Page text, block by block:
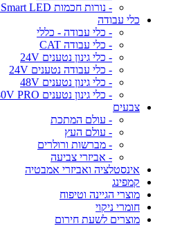
- נורות חכמות Philips Smart LED
כלי עבודה
- כלי עבודה - כללי
- כלי עבודה CAT
- כלי גינון נטענים 24V
- כלי עבודה נטענים 24V
- כלי גינון נטענים 48V
- כלי גינון נטענים 80V PRO
צבעים
- עולם המתכת
- עולם העץ
- מברשות ורולרים
- אביזרי צביעה
אינסטלציה ואביזרי אמבטיה
קמפינג
מוצרי הגיינה וטיפוח
חומרי ניקוי
מוצרים לשעת חירום